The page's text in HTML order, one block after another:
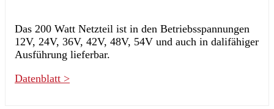
Das 200 Watt Netzteil ist in den Betriebsspannungen
12V, 24V, 36V, 42V, 48V, 54V und auch in dalifähiger
Ausführung lieferbar.
Datenblatt >